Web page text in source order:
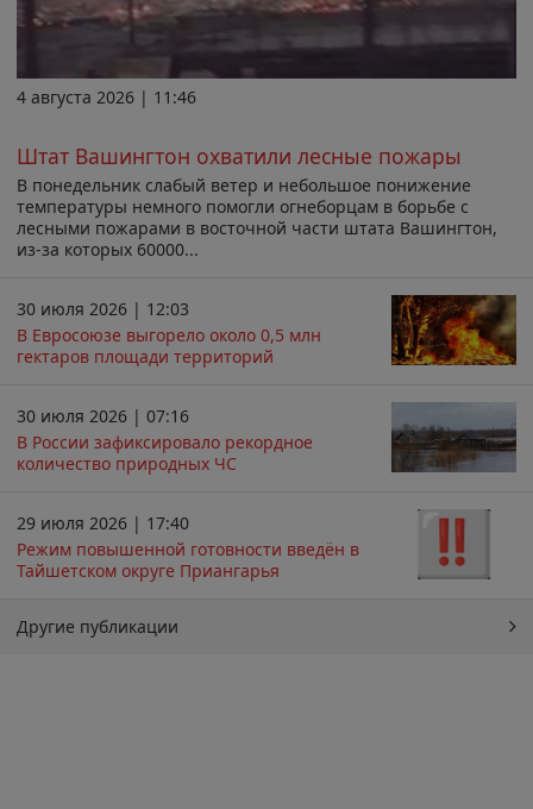
4 августа 2026 | 11:46
Штат Вашингтон охватили лесные пожары
В понедельник слабый ветер и небольшое понижение
температуры немного помогли огнеборцам в борьбе с
лесными пожарами в восточной части штата Вашингтон,
из-за которых 60000...
30 июля 2026 | 12:03
В Евросоюзе выгорело около 0,5 млн
гектаров площади территорий
30 июля 2026 | 07:16
В России зафиксировало рекордное
количество природных ЧС
29 июля 2026 | 17:40
Режим повышенной готовности введён в
Тайшетском округе Приангарья
Другие публикации